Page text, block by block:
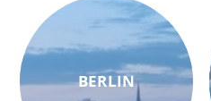
BERLIN